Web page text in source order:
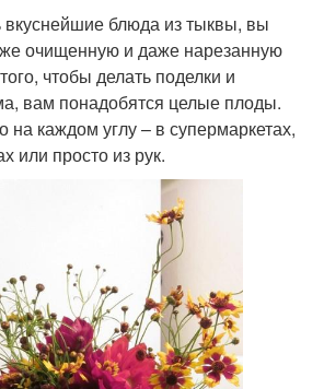
вкуснейшие блюда из тыквы, вы
очищенную и даже нарезанную
чтобы делать поделки и
вам понадобятся целые плоды.
на каждом углу – в супермаркетах,
или просто из рук.